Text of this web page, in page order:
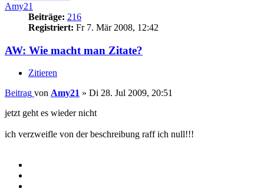
Amy21
Beiträge: 216
Registriert: Fr 7. Mär 2008, 12:42
AW: Wie macht man Zitate?
Zitieren
Beitrag von Amy21 » Di 28. Jul 2009, 20:51
jetzt geht es wieder nicht
ich verzweifle von der beschreibung raff ich null!!!